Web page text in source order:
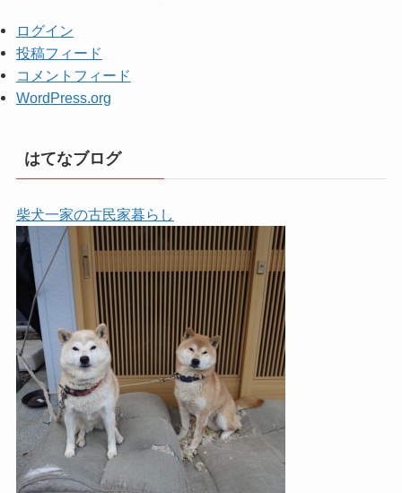
ログイン
投稿フィード
コメントフィード
WordPress.org
はてなブログ
柴犬一家の古民家暮らし